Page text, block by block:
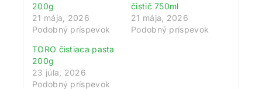
200g
21 mája, 2026
Podobný príspevok
čistič 750ml
21 mája, 2026
Podobný príspevok
TORO čistiaca pasta
200g
23 júla, 2026
Podobný príspevok